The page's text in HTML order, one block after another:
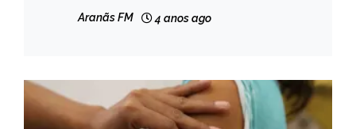
Aranãs FM 4 anos ago